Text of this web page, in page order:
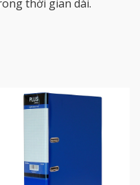
thời gian dài.